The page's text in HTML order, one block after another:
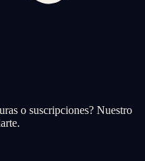
o suscripciones? Nuestro